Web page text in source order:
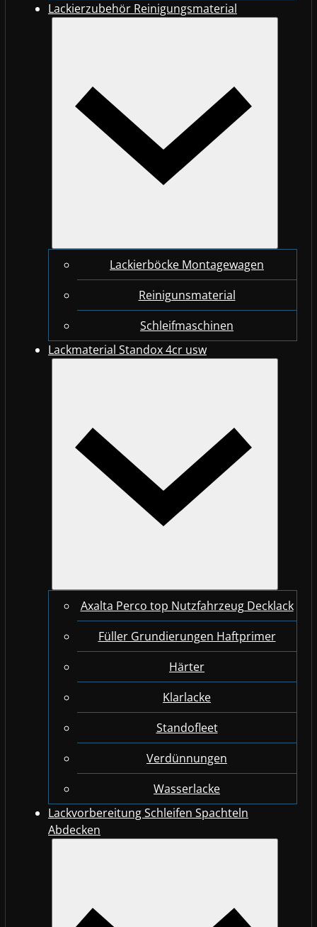
Lackierzubehör Reinigungsmaterial
Lackierböcke Montagewagen
Reinigunsmaterial
Schleifmaschinen
Lackmaterial Standox 4cr usw
Axalta Perco top Nutzfahrzeug Decklack
Füller Grundierungen Haftprimer
Härter
Klarlacke
Standofleet
Verdünnungen
Wasserlacke
Lackvorbereitung Schleifen Spachteln
Abdecken